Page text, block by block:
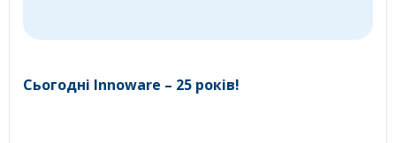
Сьогодні Innoware – 25 років!